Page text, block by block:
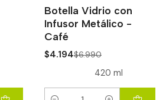
Botella Vidrio con
Infusor Metálico -
Café
$4.194$6.990
420 ml